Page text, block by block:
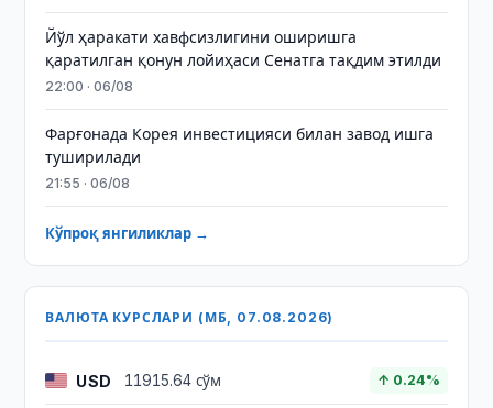
Йўл ҳаракати хавфсизлигини оширишга
қаратилган қонун лойиҳаси Сенатга тақдим этилди
22:00 · 06/08
Фарғонада Корея инвестицияси билан завод ишга
туширилади
21:55 · 06/08
Кўпроқ янгиликлар →
ВАЛЮТА КУРСЛАРИ (МБ, 07.08.2026)
USD 11915.64 сўм ↑ 0.24%